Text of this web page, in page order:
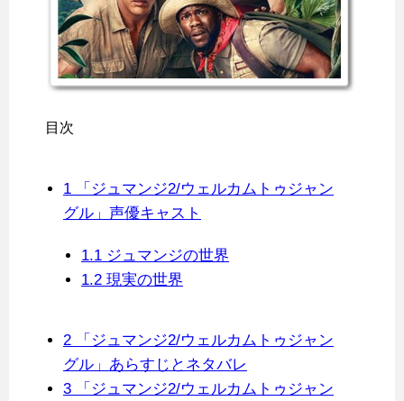
目次
1 「ジュマンジ2/ウェルカムトゥジャン
グル」声優キャスト
1.1 ジュマンジの世界
1.2 現実の世界
2 「ジュマンジ2/ウェルカムトゥジャン
グル」あらすじとネタバレ
3 「ジュマンジ2/ウェルカムトゥジャン